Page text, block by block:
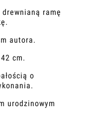
ramę
autora.
cm.
o
urodzinowym